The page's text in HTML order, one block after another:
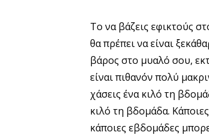
Το να βάζεις εφικτούς
θα πρέπει να είναι
βάρος στο μυαλό σου,
είναι πιθανόν πολύ
χάσεις ένα κιλό τη
κιλό τη βδομάδα.
κάποιες εβδομάδες